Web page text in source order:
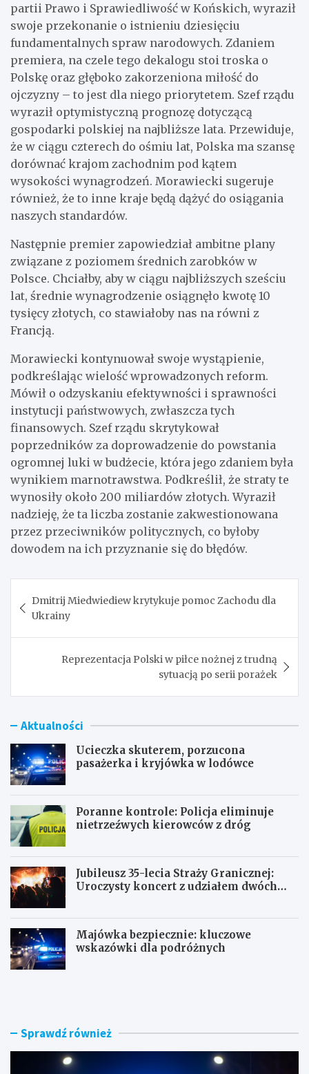
partii Prawo i Sprawiedliwość w Końskich, wyraził
swoje przekonanie o istnieniu dziesięciu
fundamentalnych spraw narodowych. Zdaniem
premiera, na czele tego dekalogu stoi troska o
Polskę oraz głęboko zakorzeniona miłość do
ojczyzny – to jest dla niego priorytetem. Szef rządu
wyraził optymistyczną prognozę dotyczącą
gospodarki polskiej na najbliższe lata. Przewiduje,
że w ciągu czterech do ośmiu lat, Polska ma szansę
dorównać krajom zachodnim pod kątem
wysokości wynagrodzeń. Morawiecki sugeruje
również, że to inne kraje będą dążyć do osiągania
naszych standardów.
Następnie premier zapowiedział ambitne plany
związane z poziomem średnich zarobków w
Polsce. Chciałby, aby w ciągu najbliższych sześciu
lat, średnie wynagrodzenie osiągnęło kwotę 10
tysięcy złotych, co stawiałoby nas na równi z
Francją.
Morawiecki kontynuował swoje wystąpienie,
podkreślając wielość wprowadzonych reform.
Mówił o odzyskaniu efektywności i sprawności
instytucji państwowych, zwłaszcza tych
finansowych. Szef rządu skrytykował
poprzedników za doprowadzenie do powstania
ogromnej luki w budżecie, która jego zdaniem była
wynikiem marnotrawstwa. Podkreślił, że straty te
wynosiły około 200 miliardów złotych. Wyraził
nadzieję, że ta liczba zostanie zakwestionowana
przez przeciwników politycznych, co byłoby
dowodem na ich przyznanie się do błędów.
wpisu
Dmitrij Miedwiediew krytykuje pomoc Zachodu dla
Ukrainy
Reprezentacja Polski w piłce nożnej z trudną
sytuacją po serii porażek
Aktualności
Ucieczka skuterem, porzucona
pasażerka i kryjówka w lodówce
Poranne kontrole: Policja eliminuje
nietrzeźwych kierowców z dróg
Jubileusz 35-lecia Straży Granicznej:
Uroczysty koncert z udziałem dwóch
Majówka bezpiecznie: kluczowe
wskazówki dla podróżnych
U
z
P
n Sprawdź również